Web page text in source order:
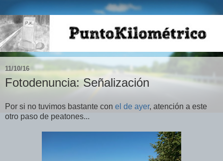
11/10/16
Fotodenuncia: Señalización
Por si no tuvimos bastante con el de ayer, atención a este
otro paso de peatones...